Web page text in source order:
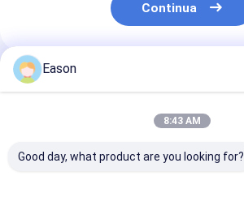
Continua
Prodotti Raccomandati
Eason
8:43 AM
Good day, what product are you looking for?